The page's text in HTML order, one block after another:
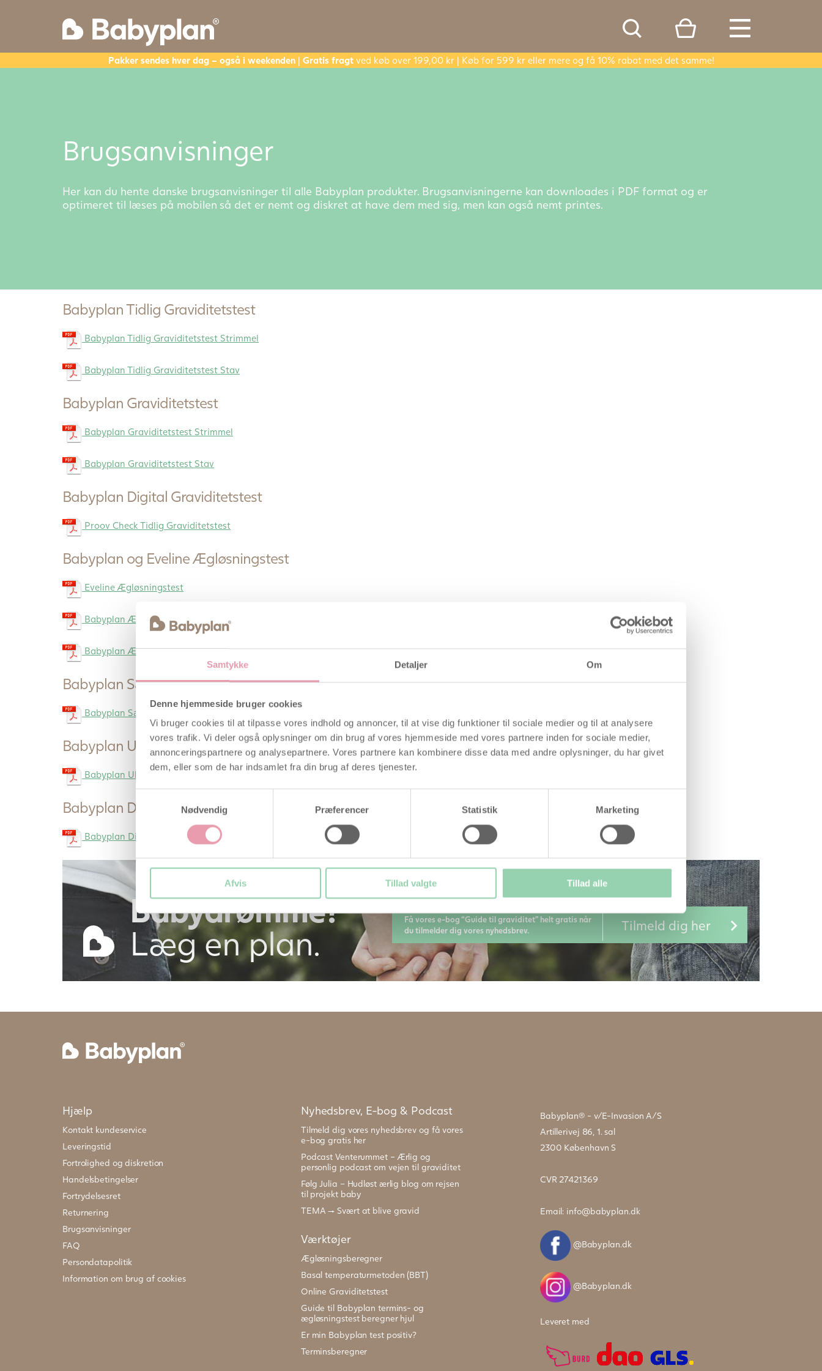
Pakker sendes hver dag – også i weekenden| Gratis fragtved køb over 199,00 kr | Køb for 599 kr eller mere og få 10% rabat med det samme!
Samtykke Detaljer Om
Denne hjemmeside bruger cookies
Vi bruger cookies til at tilpasse vores indhold og annoncer, til at vise dig funktioner til sociale medier og til at analysere
vores trafik. Vi deler også oplysninger om din brug af vores hjemmeside med vores partnere inden for sociale medier,
annonceringspartnere og analysepartnere. Vores partnere kan kombinere disse data med andre oplysninger, du har givet
dem, eller som de har indsamlet fra din brug af deres tjenester.
Nødvendig
Præferencer Statistik Marketing
Afvis Tillad valgte Tillad alle
Brugsanvisninger
Her kan du hente danske brugsanvisninger til alle Babyplan produkter. Brugsanvisningerne kan downloades i PDF format og er
optimeret til læses på mobilen så det er nemt og diskret at have dem med sig, men kan også nemt printes.
Babyplan Tidlig Graviditetstest
Babyplan Tidlig Graviditetstest Strimmel
Babyplan Tidlig Graviditetstest Stav
Babyplan Graviditetstest
Babyplan Graviditetstest Strimmel
Babyplan Graviditetstest Stav
Babyplan Digital Graviditetstest
Proov Check Tidlig Graviditetstest
Babyplan og Eveline Ægløsningstest
Eveline Ægløsningstest
Babyplan Ægløsningstest Strimmel
Babyplan Ægløsningstest Stav
Babyplan Sædkvalitetstest
Babyplan Sædkvalitetstest
Babyplan Ultralydsmonitor
Babyplan Ultralydsmonitor – YM-2T9
Babyplan Digital Termometer
Babyplan Digital Termometer – BT-A31
Babydrømme?
Læg en plan.
Få vores e-bog “Guide til graviditet” helt gratis når
du tilmelder dig vores nyhedsbrev.
Tilmeld dig her
Hjælp
Kontakt kundeservice
Leveringstid
Fortrolighed og diskretion
Handelsbetingelser
Fortrydelsesret
Returnering
Brugsanvisninger
FAQ
Persondatapolitik
Information om brug af cookies
Nyhedsbrev, E-bog & Podcast
Tilmeld dig vores nyhedsbrev og få vores
e-bog gratis her
Podcast Venterummet – Ærlig og
personlig podcast om vejen til graviditet
Følg Julia – Hudløst ærlig blog om rejsen
til projekt baby
TEMA → Svært at blive gravid
Værktøjer
Ægløsningsberegner
Basal temperaturmetoden (BBT)
Online Graviditetstest
Guide til Babyplan termins- og
ægløsningstest beregner hjul
Er min Babyplan test positiv?
Terminsberegner
Babyplan® - v/E-Invasion A/S
Artillerivej 86, 1. sal
2300 København S
CVR 27421369
Email: info@babyplan.dk
@Babyplan.dk
@Babyplan.dk
Leveret med